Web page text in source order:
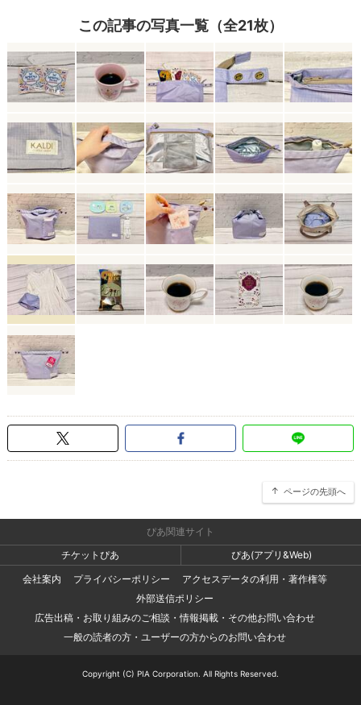
この記事の写真一覧（全21枚）
ページの先頭へ
ぴあ関連サイト
チケットぴあ
ぴあ(アプリ&Web)
会社案内
プライバシーポリシー
アクセスデータの利用・著作権等
外部送信ポリシー
広告出稿・お取り組みのご相談・情報掲載・その他お問い合わせ
一般の読者の方・ユーザーの方からのお問い合わせ
Copyright (C) PIA Corporation. All Rights Reserved.